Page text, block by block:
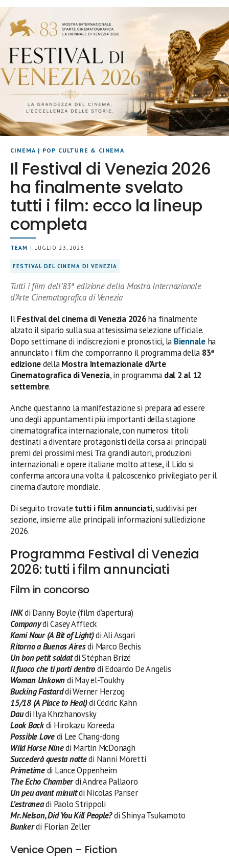
CINEMA | POP CULTURE & CINEMA
Il Festival di Venezia 2026
ha finalmente svelato
tutti i film: ecco la lineup
completa
TEAM | LUGLIO 23, 2026
FESTIVAL DEL CINEMA DI VENEZIA
Tutti i film dell’83ª edizione della Mostra Internazionale
d’Arte Cinematografica di Venezia
IlFestival del cinema di Venezia 2026ha finalmente
alzato il sipario sulla sua attesissima selezione ufficiale.
Dopo settimane di indiscrezioni e pronostici, la Biennaleha
annunciato i film che comporranno il programma della 83ª
edizionedellaMostra Internazionale d’Arte
Cinematografica di Venezia, in programma dal 2 al 12
settembre.
Anche quest’anno la manifestazione si prepara ad essere
uno degli appuntamenti più importanti della stagione
cinematografica internazionale, con numerosi titoli
destinati a diventare protagonisti della corsa ai principali
premi dei prossimi mesi. Tra grandi autori, produzioni
internazionali e opere italiane molto attese, il Lido si
conferma ancora una volta il palcoscenico privilegiato per il
cinema d’autore mondiale.
Di seguito trovate tutti i film annunciati, suddivisi per
sezione, insieme alle principali informazioni sull’edizione
2026.
Programma Festival di Venezia
2026: tutti i film annunciati
Film in concorso
INKdi Danny Boyle (film d’apertura)
Companydi Casey Affleck
Kami Nour (A Bit of Light)di Ali Asgari
Ritorno a Buenos Airesdi Marco Bechis
Un bon petit soldatdi Stéphan Brizé
Il fuoco che ti porti dentrodi Edoardo De Angelis
Woman Unkowndi May el-Toukhy
Bucking Fastarddi Werner Herzog
15/18 (A Place to Heal)di Cédric Kahn
Daudi Ilya Khrzhanovsky
Look Backdi Hirokazu Koreeda
Possible Lovedi Lee Chang-dong
Wild Horse Ninedi Martin McDonagh
Succederà questa nottedi Nanni Moretti
Primetimedi Lance Oppenheim
The Echo Chamberdi Andrea Pallaoro
Un peu avant minuitdi Nicolas Pariser
L’estraneadi Paolo Strippoli
Mr. Nelson, Did You Kill People?di Shinya Tsukamoto
Bunkerdi Florian Zeller
Venice Open – Fiction